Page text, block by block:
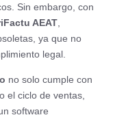
Sin embargo, con
AEAT,
ya que no
legal.
no solo cumple con
el ciclo de ventas,
software